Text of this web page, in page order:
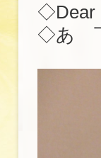
◇Dear
◇あゝ